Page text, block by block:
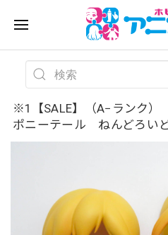
※1【SALE】（A−ランク）
ポニーテール ねんどろい